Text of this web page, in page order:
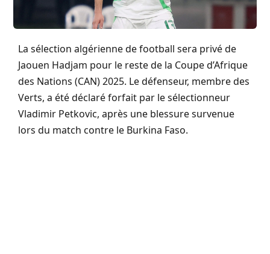
La sélection algérienne de football sera privé de
Jaouen Hadjam pour le reste de la Coupe d’Afrique
des Nations (CAN) 2025. Le défenseur, membre des
Verts, a été déclaré forfait par le sélectionneur
Vladimir Petkovic, après une blessure survenue
lors du match contre le Burkina Faso.